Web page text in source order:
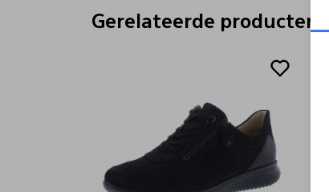
Gerelateerde producten